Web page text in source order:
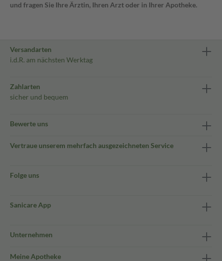
und fragen Sie Ihre Ärztin, Ihren Arzt oder in Ihrer Apotheke.
Versandarten
i.d.R. am nächsten Werktag
Zahlarten
sicher und bequem
Bewerte uns
Vertraue unserem mehrfach ausgezeichneten Service
Folge uns
Sanicare App
Unternehmen
Meine Apotheke